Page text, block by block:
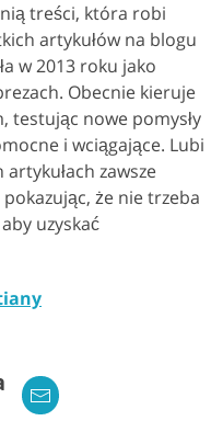
treści, która robi
artykułów na blogu
w 2013 roku jako
Obecnie kieruje
testując nowe pomysły
i wciągające. Lubi
zawsze
że nie trzeba
uzyskać